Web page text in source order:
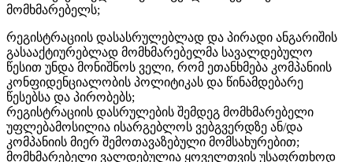
მომხმარებელს;
რეგისტრაციის დასასრულებლად და პირადი ანგარიშის
გასააქტიურებლად მომხმარებელმა სავალდებულო
წესით უნდა მონიშნოს ველი, რომ ეთანხმება კომპანიის
კონფიდენციალობის პოლიტიკას და წინამდებარე
წესებსა და პირობებს;
რეგისტრაციის დასრულების შემდეგ მომხმარებელი
უფლებამოსილია ისარგებლოს ვებგვერდზე ან/და
კომპანიის მიერ შემოთავაზებული მომსახურებით;
მომხმარებელი ვალდებულია ყოველთვის უსაფრთხოდ